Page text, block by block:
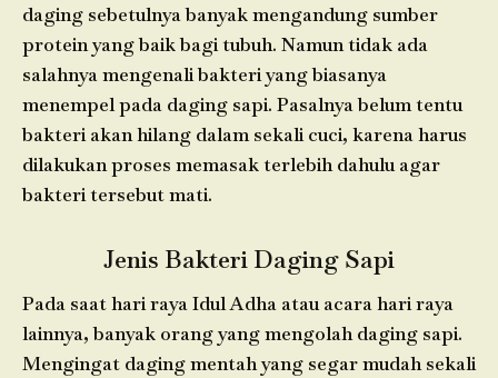
daging sebetulnya banyak mengandung sumber
protein yang baik bagi tubuh. Namun tidak ada
salahnya mengenali bakteri yang biasanya
menempel pada daging sapi. Pasalnya belum tentu
bakteri akan hilang dalam sekali cuci, karena harus
dilakukan proses memasak terlebih dahulu agar
bakteri tersebut mati.
Jenis Bakteri Daging Sapi
Pada saat hari raya Idul Adha atau acara hari raya
lainnya, banyak orang yang mengolah daging sapi.
Mengingat daging mentah yang segar mudah sekali